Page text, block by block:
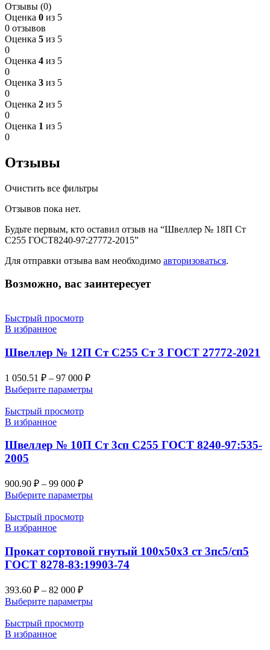
Отзывы (0)
Оценка 0 из 5
0 отзывов
Оценка 5 из 5
0
Оценка 4 из 5
0
Оценка 3 из 5
0
Оценка 2 из 5
0
Оценка 1 из 5
0
Отзывы
Очистить все фильтры
Отзывов пока нет.
Будьте первым, кто оставил отзыв на “Швеллер № 18П Ст
С255 ГОСТ8240-97:27772-2015”
Для отправки отзыва вам необходимо авторизоваться.
Возможно, вас заинтересует
Быстрый просмотр
В избранное
Швеллер № 12П Ст С255 Ст 3 ГОСТ 27772-2021
1 050.51 ₽ – 97 000 ₽
Выберите параметры
Быстрый просмотр
В избранное
Швеллер № 10П Ст 3сп С255 ГОСТ 8240-97:535-
2005
900.90 ₽ – 99 000 ₽
Выберите параметры
Быстрый просмотр
В избранное
Прокат сортовой гнутый 100х50х3 ст 3пс5/сп5
ГОСТ 8278-83:19903-74
393.60 ₽ – 82 000 ₽
Выберите параметры
Быстрый просмотр
В избранное